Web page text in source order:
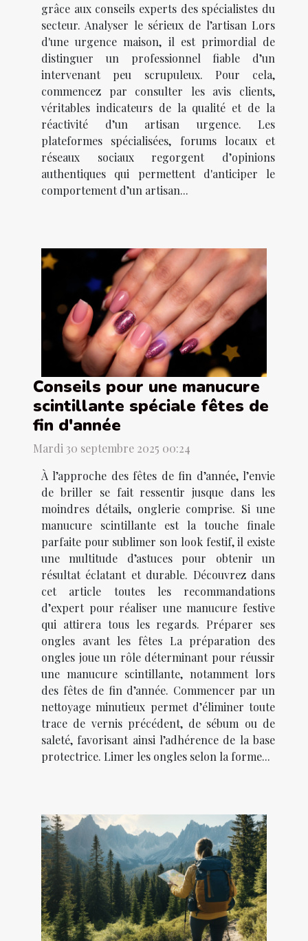
grâce aux conseils experts des spécialistes du
secteur. Analyser le sérieux de l’artisan Lors
d'une urgence maison, il est primordial de
distinguer un professionnel fiable d’un
intervenant peu scrupuleux. Pour cela,
commencez par consulter les avis clients,
véritables indicateurs de la qualité et de la
réactivité d’un artisan urgence. Les
plateformes spécialisées, forums locaux et
réseaux sociaux regorgent d’opinions
authentiques qui permettent d'anticiper le
comportement d’un artisan...
Conseils pour une manucure
scintillante spéciale fêtes de
fin d'année
Mardi 30 septembre 2025 00:24
À l’approche des fêtes de fin d’année, l’envie
de briller se fait ressentir jusque dans les
moindres détails, onglerie comprise. Si une
manucure scintillante est la touche finale
parfaite pour sublimer son look festif, il existe
une multitude d’astuces pour obtenir un
résultat éclatant et durable. Découvrez dans
cet article toutes les recommandations
d’expert pour réaliser une manucure festive
qui attirera tous les regards. Préparer ses
ongles avant les fêtes La préparation des
ongles joue un rôle déterminant pour réussir
une manucure scintillante, notamment lors
des fêtes de fin d’année. Commencer par un
nettoyage minutieux permet d’éliminer toute
trace de vernis précédent, de sébum ou de
saleté, favorisant ainsi l’adhérence de la base
protectrice. Limer les ongles selon la forme...